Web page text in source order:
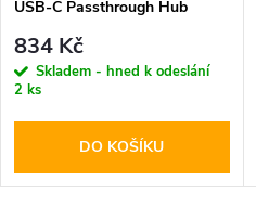
USB-C Passthrough Hub
834 Kč
Skladem - hned k odeslání
2 ks
DO KOŠÍKU